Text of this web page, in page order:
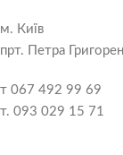
м. Київ
прт. Петра
т 067 492 99 69
т. 093 029 15 71